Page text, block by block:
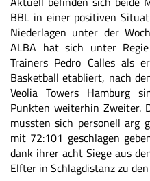
BBL in einer positiven
Niederlagen unter der
ALBA hat sich unter
Trainers Pedro Calles als
Basketball etabliert, nach
Veolia Towers Hamburg
Punkten weiterhin Zweiter.
mussten sich personell arg
mit 72:101 geschlagen
dank ihrer acht Siege aus
Elfter in Schlagdistanz zu